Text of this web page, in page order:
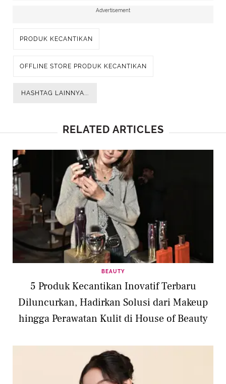
Advertisement
PRODUK KECANTIKAN
OFFLINE STORE PRODUK KECANTIKAN
HASHTAG LAINNYA...
RELATED ARTICLES
BEAUTY
5 Produk Kecantikan Inovatif Terbaru
Diluncurkan, Hadirkan Solusi dari Makeup
hingga Perawatan Kulit di House of Beauty